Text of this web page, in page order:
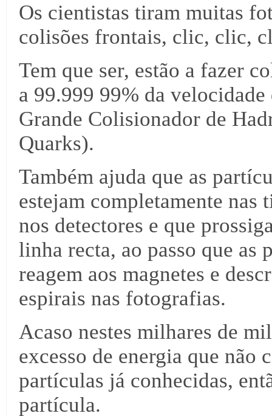
Os cientistas tiram muitas
colisões frontais, clic, clic,
Tem que ser, estão a fazer
a 99.999 99% da
Grande Colisionador de
Quarks).
Também ajuda que as
estejam completamente nas
nos detectores e que
linha recta, ao passo que as
reagem aos magnetes e
espirais nas fotografias.
Acaso nestes milhares de
excesso de energia que não
partículas já conhecidas,
partícula.